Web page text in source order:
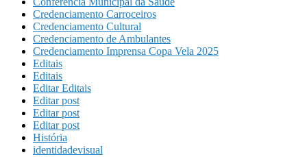
Credenciamento Carroceiros
Credenciamento Cultural
Credenciamento de Ambulantes
Credenciamento Imprensa Copa Vela 2025
Editais
Editais
Editar Editais
Editar post
Editar post
Editar post
História
identidadevisual